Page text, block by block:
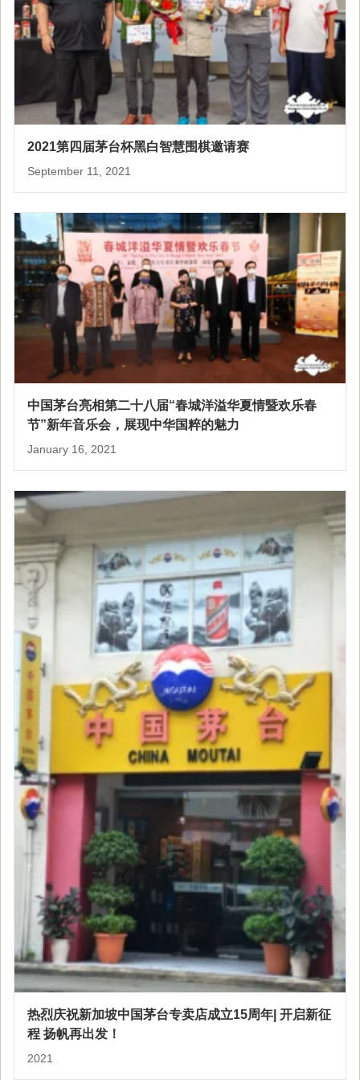
2021第四届茅台杯黑白智慧围棋邀请赛
September 11, 2021
中国茅台亮相第二十八届“春城洋溢华夏情暨欢乐春
节”新年音乐会，展现中华国粹的魅力
January 16, 2021
热烈庆祝新加坡中国茅台专卖店成立15周年| 开启新征
程 扬帆再出发！
2021